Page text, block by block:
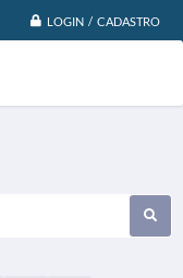
LOGIN / CADASTRO